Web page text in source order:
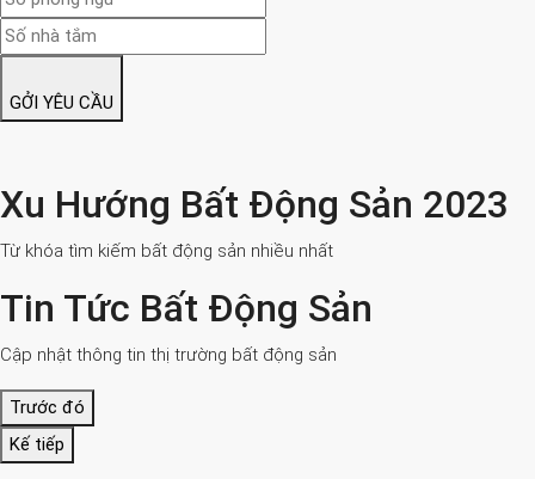
GỞI YÊU CẦU
Xu Hướng Bất Động Sản 2023
Từ khóa tìm kiếm bất động sản nhiều nhất
Tin Tức Bất Động Sản
Cập nhật thông tin thị trường bất động sản
Trước đó
Kế tiếp